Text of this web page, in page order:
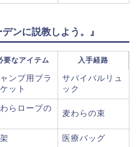
ンに説教しよう。』
要なアイテム 入手経路
ンプ用ブラ
ット
サバイバルリュ
ック
らロープの
麦わらの束
医療バッグ